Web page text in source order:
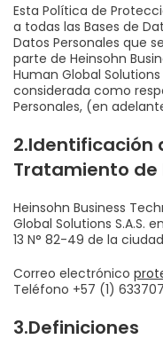
Esta Política de
a todas las Bases de
Datos Personales que
parte de Heinsohn
Human Global
considerada como
Personales, (en
2.Identificación
Tratamiento de
Heinsohn Business
Global Solutions S.A.S.
13 N° 82-49 de la
Correo electrónico
Teléfono +57 (1)
3.Definiciones